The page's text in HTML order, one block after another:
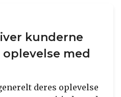
kunderne
med
deres oplevelse